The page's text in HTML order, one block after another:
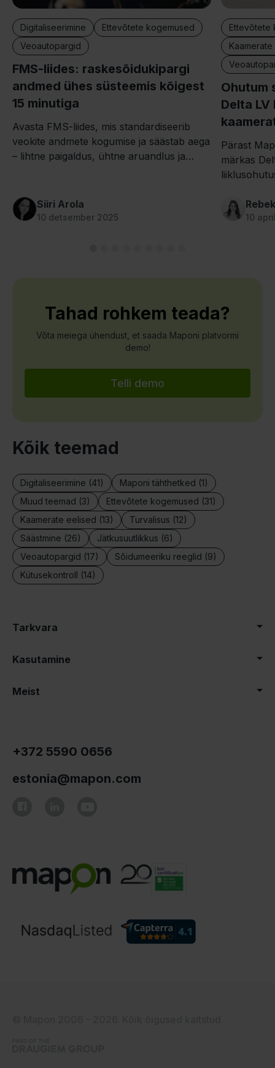
Digitaliseerimine
Ettevõtete kogemused
Veoautopargid
FMS-liides: raskesõidukipargi
andmed ühes süsteemis kõigest
15 minutiga
Avasta FMS-liides, mis standardiseerib
veokite andmete kogumise ja säästab aega
– lihtne paigaldus, ühtne aruandlus ja
Siiri Arola
10 detsember 2025
Ettevõtete
Ohutum
Delta
Pärast
märkas
kasutab.
10
Tahad rohkem teada?
Võta meiega ühendust, et saada Maponi platvormi
demo!
Telli demo
Kõik teemad
Digitaliseerimine (41)
Maponi tähthetked (1)
Muud teemad (3)
Ettevõtete kogemused (31)
Kaamerate eelised (13)
Turvalisus (12)
Säästmine (26)
Jätkusuutlikkus (6)
Veoautopargid (17)
Sõidumeeriku reeglid (9)
Kütusekontroll (14)
Tarkvara
Kasutamine
Meist
+372 5590 0656
estonia@mapon.com